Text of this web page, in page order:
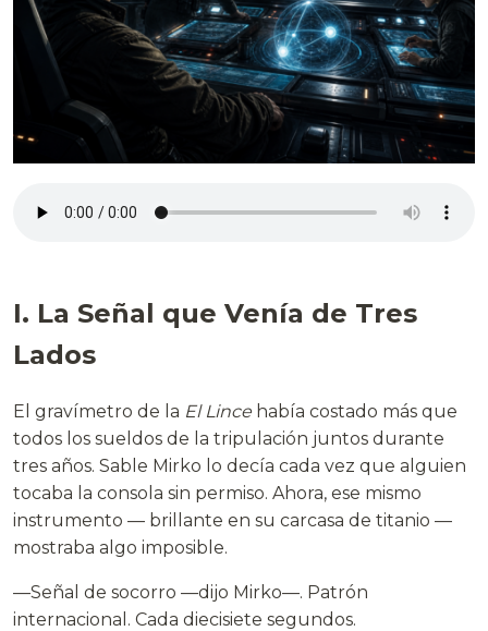
I. La Señal que Venía de Tres
Lados
El gravímetro de la El Lince había costado más que
todos los sueldos de la tripulación juntos durante
tres años. Sable Mirko lo decía cada vez que alguien
tocaba la consola sin permiso. Ahora, ese mismo
instrumento — brillante en su carcasa de titanio —
mostraba algo imposible.
—Señal de socorro —dijo Mirko—. Patrón
internacional. Cada diecisiete segundos.